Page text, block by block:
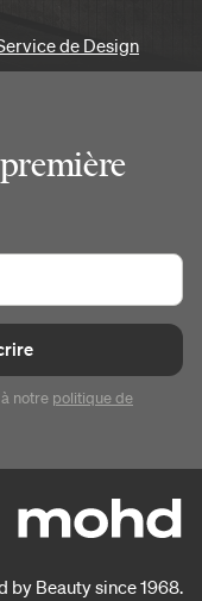
de Design
notre politique de
by Beauty since 1968.